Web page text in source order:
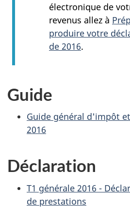
électronique de
revenus allez à
produire votre
de 2016.
Guide
Guide général d'impôt
2016
Déclaration
T1 générale 2016 -
de prestations